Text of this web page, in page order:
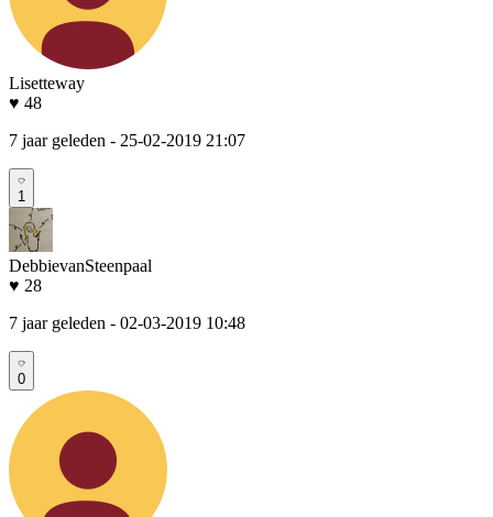
Lisetteway
♥ 48
7 jaar geleden - 25-02-2019 21:07
1
DebbievanSteenpaal
♥ 28
7 jaar geleden - 02-03-2019 10:48
0